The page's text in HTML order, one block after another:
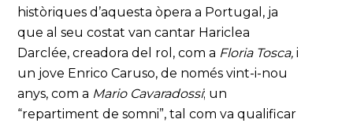
històriques d’aquesta òpera a Portugal, ja
que al seu costat van cantar Hariclea
Darclée, creadora del rol, com a Floria Tosca, i
un jove Enrico Caruso, de només vint-i-nou
anys, com a Mario Cavaradossi; un
“repartiment de somni”, tal com va qualificar